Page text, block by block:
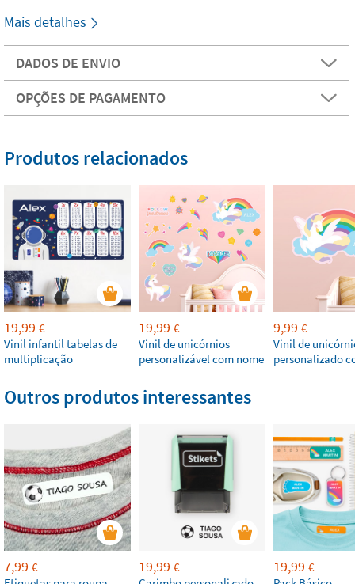
Mais detalhes
DADOS DE ENVIO
OPÇÕES DE PAGAMENTO
Produtos relacionados
19,99 €
Vinil infantil tabelas de
multiplicação
19,99 €
Vinil de unicórnios
personalizável com nome
9,99 €
Vinil de
personalizado
Outros produtos interessantes
7,99 €
19,99 €
19,99 €